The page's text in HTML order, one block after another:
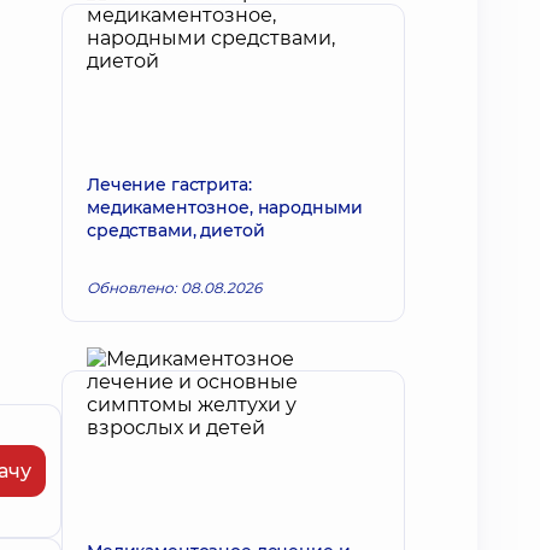
Лечение гастрита:
медикаментозное, народными
средствами, диетой
Обновлено: 08.08.2026